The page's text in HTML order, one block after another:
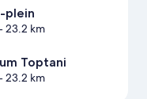
plein
23.2 km
Toptani
23.2 km